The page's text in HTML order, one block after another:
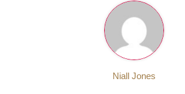
Niall Jones